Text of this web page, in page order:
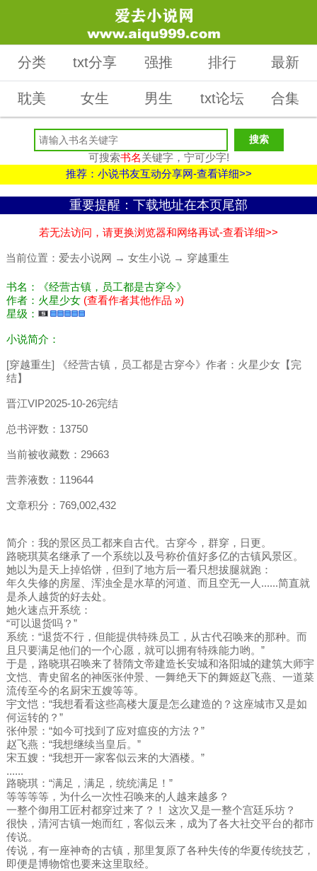
分类 txt分享 强推 排行 最新
耽美 女生 男生 txt论坛 合集
可搜索书名关键字，宁可少字!
推荐：小说书友互动分享网-查看详细>>
重要提醒：下载地址在本页尾部
若无法访问，请更换浏览器和网络再试-查看详细>>
当前位置： 爱去小说网 → 女生小说 → 穿越重生
书名：《经营古镇，员工都是古穿今》
作者：火星少女 (查看作者其他作品 »)
星级：
小说简介：
[穿越重生] 《经营古镇，员工都是古穿今》作者：火星少女【完
结】
晋江VIP2025-10-26完结
总书评数：13750
当前被收藏数：29663
营养液数：119644
文章积分：769,002,432
简介：我的景区员工都来自古代。古穿今，群穿，日更。
路晓琪莫名继承了一个系统以及号称价值好多亿的古镇风景区。
她以为是天上掉馅饼，但到了地方后一看只想拔腿就跑：
年久失修的房屋、浑浊全是水草的河道、而且空无一人......简直就
是杀人越货的好去处。
她火速点开系统：
“可以退货吗？”
系统：“退货不行，但能提供特殊员工，从古代召唤来的那种。而
且只要满足他们的一个心愿，就可以拥有特殊能力哟。”
于是，路晓琪召唤来了替隋文帝建造长安城和洛阳城的建筑大师宇
文恺、青史留名的神医张仲景、一舞绝天下的舞姬赵飞燕、一道菜
流传至今的名厨宋五嫂等等。
宇文恺：“我想看看这些高楼大厦是怎么建造的？这座城市又是如
何运转的？”
张仲景：“如今可找到了应对瘟疫的方法？”
赵飞燕：“我想继续当皇后。”
宋五嫂：“我想开一家客似云来的大酒楼。”
......
路晓琪：“满足，满足，统统满足！”
等等等等，为什么一次性召唤来的人越来越多？
一整个御用工匠村都穿过来了？！ 这次又是一整个宫廷乐坊？
很快，清河古镇一炮而红，客似云来，成为了各大社交平台的都市
传说。
传说，有一座神奇的古镇，那里复原了各种失传的华夏传统技艺，
即便是博物馆也要来这里取经。